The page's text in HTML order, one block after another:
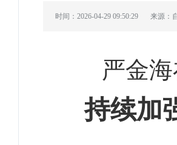
时间：2026-04-29 09:50:29 来源：
严金
持续加